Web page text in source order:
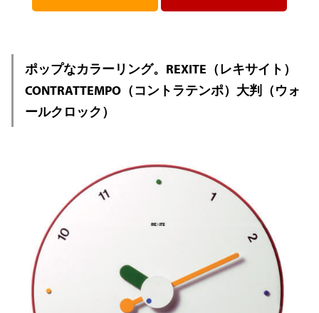
ポップなカラーリング。REXITE（レキサイト）
CONTRATTEMPO（コントラテンポ）大判（ウォ
ールクロック）